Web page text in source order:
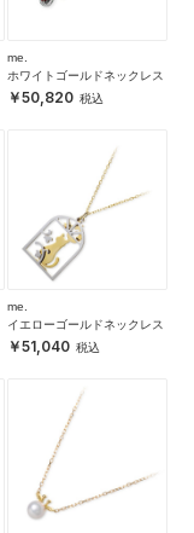
me.
ホワイトゴールドネックレス
50,820
me.
イエローゴールドネックレス
51,040